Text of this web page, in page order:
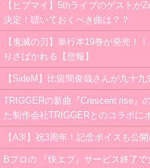
【ヒプマイ】5thライブのゲストが
決定！聴いておくべき曲は？？
【鬼滅の刃】単行本19巻が発売！
りさばかれる【悲報】
【SideM】比留間俊哉さんが九十
TRIGGERの新曲『Crescent rise』
た制作会社TRIGGERとのコラボに
【A3!】祝3周年！記念ボイスも公
Bプロの 『快エブ』サービス終了